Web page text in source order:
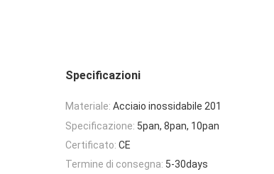
Specificazioni
Materiale: Acciaio inossidabile 201
Specificazione: 5pan, 8pan, 10pan
Certificato: CE
Termine di consegna: 5-30days